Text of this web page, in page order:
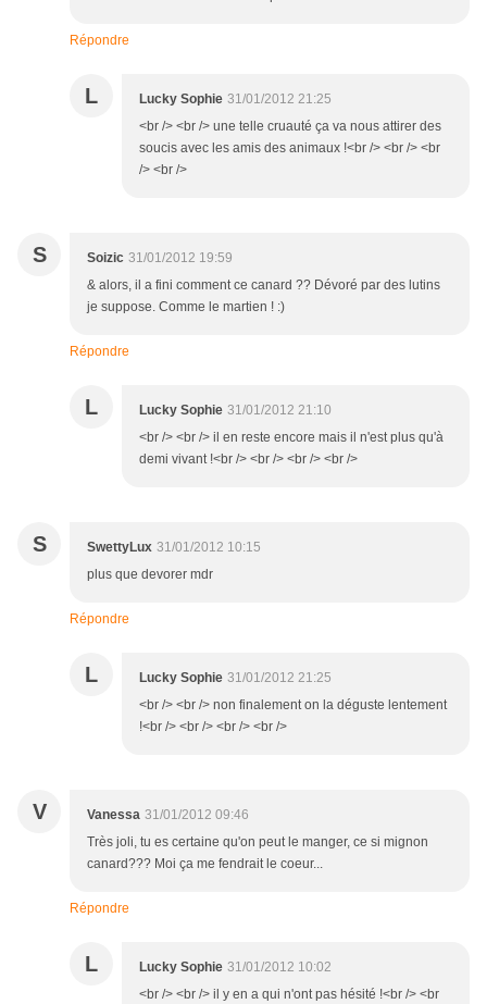
Répondre
L Lucky Sophie 31/01/2012 21:25
<br /> <br /> une telle cruauté ça va nous attirer des
soucis avec les amis des animaux !<br /> <br /> <br
/> <br />
S Soizic 31/01/2012 19:59
& alors, il a fini comment ce canard ?? Dévoré par des lutins
je suppose. Comme le martien ! :)
Répondre
L Lucky Sophie 31/01/2012 21:10
<br /> <br /> il en reste encore mais il n'est plus qu'à
demi vivant !<br /> <br /> <br /> <br />
S SwettyLux 31/01/2012 10:15
plus que devorer mdr
Répondre
L Lucky Sophie 31/01/2012 21:25
<br /> <br /> non finalement on la déguste lentement
!<br /> <br /> <br /> <br />
V Vanessa 31/01/2012 09:46
Très joli, tu es certaine qu'on peut le manger, ce si mignon
canard??? Moi ça me fendrait le coeur...
Répondre
L Lucky Sophie 31/01/2012 10:02
<br /> <br /> il y en a qui n'ont pas hésité !<br /> <br